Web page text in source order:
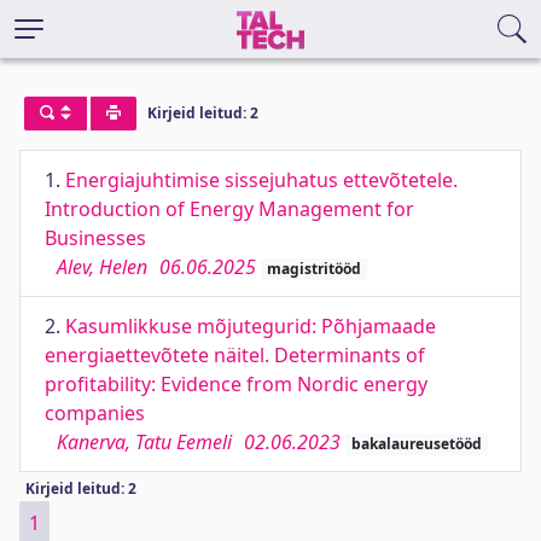
Kirjeid leitud: 2
1. Energiajuhtimise sissejuhatus ettevõtetele.
Introduction of Energy Management for
Businesses
Alev, Helen 06.06.2025 magistritööd
2. Kasumlikkuse mõjutegurid: Põhjamaade
energiaettevõtete näitel. Determinants of
profitability: Evidence from Nordic energy
companies
Kanerva, Tatu Eemeli 02.06.2023 bakalaureusetööd
Kirjeid leitud: 2
1